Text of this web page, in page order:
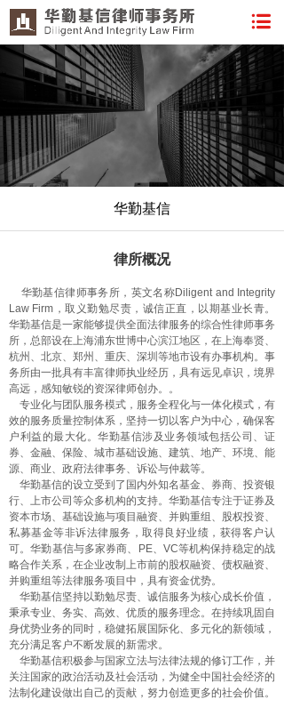
华勤基信
律所概况
华勤基信律师事务所，英文名称Diligent and Integrity
Law Firm，取义勤勉尽责，诚信正直，以期基业长青。
华勤基信是一家能够提供全面法律服务的综合性律师事务
所，总部设在上海浦东世博中心滨江地区，在上海奉贤、
杭州、北京、郑州、重庆、深圳等地市设有办事机构。事
务所由一批具有丰富律师执业经历，具有远见卓识，境界
高远，感知敏锐的资深律师创办。。
专业化与团队服务模式，服务全程化与一体化模式，有
效的服务质量控制体系，坚持一切以客户为中心，确保客
户利益的最大化。华勤基信涉及业务领域包括公司、证
券、金融、保险、城市基础设施、建筑、地产、环境、能
源、商业、政府法律事务、诉讼与仲裁等。
华勤基信的设立受到了国内外知名基金、券商、投资银
行、上市公司等众多机构的支持。华勤基信专注于证券及
资本市场、基础设施与项目融资、并购重组、股权投资、
私募基金等非诉法律服务，取得良好业绩，获得客户认
可。华勤基信与多家券商、PE、VC等机构保持稳定的战
略合作关系，在企业改制上市前的股权融资、债权融资、
并购重组等法律服务项目中，具有资金优势。
华勤基信坚持以勤勉尽责、诚信服务为核心成长价值，
秉承专业、务实、高效、优质的服务理念。在持续巩固自
身优势业务的同时，稳健拓展国际化、多元化的新领域，
充分满足客户不断发展的新需求。
华勤基信积极参与国家立法与法律法规的修订工作，并
关注国家的政治活动及社会活动，为健全中国社会经济的
法制化建设做出自己的贡献，努力创造更多的社会价值。